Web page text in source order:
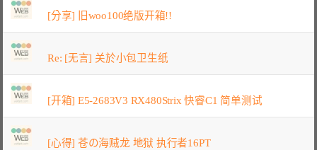
[分享] 旧woo100绝版开箱!!
Re: [无言] 关於小包卫生纸
[开箱] E5-2683V3 RX480Strix 快睿C1 简单测试
[心得] 苍の海贼龙 地狱 执行者16PT